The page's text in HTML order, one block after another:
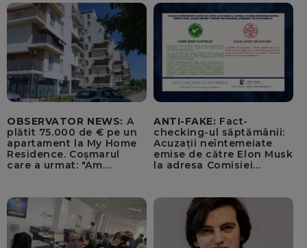
OBSERVATOR NEWS: A
plătit 75.000 de € pe un
apartament la My Home
Residence. Coșmarul
care a urmat: "Am
ANTI-FAKE: Fact-
checking-ul săptămânii:
Acuzații neîntemeiate
emise de către Elon Musk
la adresa Comisiei
pentru instaurarea
„cenzurii” pe platforma X